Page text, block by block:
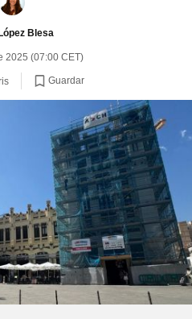
Blesa
2025 (07:00 CET)
Guardar